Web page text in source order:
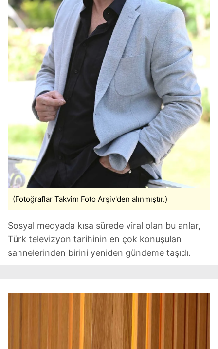
(Fotoğraflar Takvim Foto Arşiv'den alınmıştır.)
Sosyal medyada kısa sürede viral olan bu anlar,
Türk televizyon tarihinin en çok konuşulan
sahnelerinden birini yeniden gündeme taşıdı.